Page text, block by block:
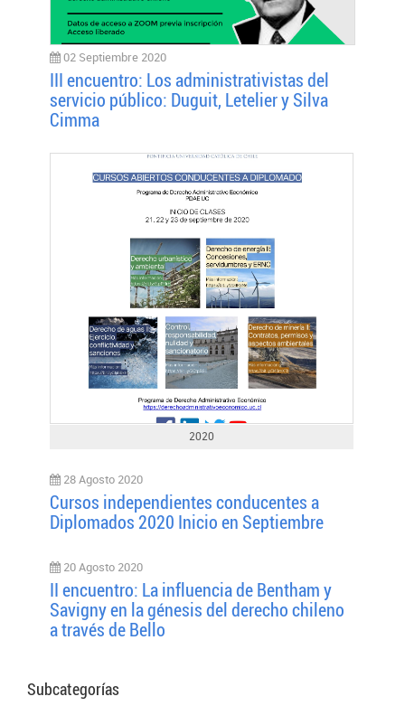
02 Septiembre 2020
III encuentro: Los administrativistas del
servicio público: Duguit, Letelier y Silva
Cimma
2020
28 Agosto 2020
Cursos independientes conducentes a
Diplomados 2020 Inicio en Septiembre
20 Agosto 2020
II encuentro: La influencia de Bentham y
Savigny en la génesis del derecho chileno
a través de Bello
Subcategorías